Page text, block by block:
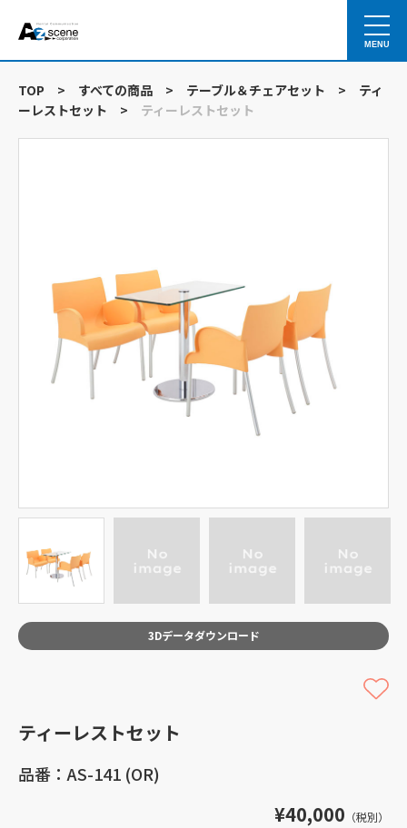
MENU
TOP > すべての商品 > テーブル＆チェアセット >
ティ
ーレストセット
> ティーレストセット
3Dデータダウンロード
ティーレストセット
品番：AS-141 (OR)
¥40,000 （税別）